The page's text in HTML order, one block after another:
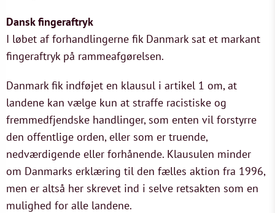
Dansk fingeraftryk
I løbet af forhandlingerne fik Danmark sat et markant
fingeraftryk på rammeafgørelsen.
Danmark fik indføjet en klausul i artikel 1 om, at
landene kan vælge kun at straffe racistiske og
fremmedfjendske handlinger, som enten vil forstyrre
den offentlige orden, eller som er truende,
nedværdigende eller forhånende. Klausulen minder
om Danmarks erklæring til den fælles aktion fra 1996,
men er altså her skrevet ind i selve retsakten som en
mulighed for alle landene.